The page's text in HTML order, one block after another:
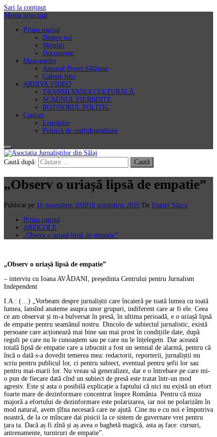
Sari la conținut
Meniu principal
Prima pagină
Despre noi
Membri
Documente
Mass-media
Anuarul Presei Sălăjene
Galerie foto
ARHIVA VIDEO
TRANSILVANIA CULTURALĂ
SCAUNUL FIERBINTE
ROTISORUL POLITIC
Contact
Legislație
Politică de confidențialitate
Asociaţia Jurnaliștilor din Sălaj
Caută după:
„Observ o uriașă lipsă de empatie”
Publicat pe 16 noiembrie 202016 noiembrie 2020 De Daniel Săuca
Prima pagină
ARTICOLE
„Observ o uriașă lipsă de empatie”
„Observ o uriașă lipsă de empatie”
– interviu cu Ioana AVĂDANI, președinta Centrului pentru Jurnalism
Independent
I.A.: (…) „Vorbeam despre jurnaliștii care încaieră pe toată lumea cu toată
lumea, lansînd anateme asupra unor grupuri, indiferent care ar fi ele. Ceea
ce am observat și m-a bulversat în presă, în ultima perioadă, e o uriașă lipsă
de empatie pentru seamănul nostru. Dincolo de subiectul jurnalistic, există
persoane care acționează mai bine sau mai prost în condițiile date, după
reguli pe care nu le cunoaștem sau pe care nu le înțelegem. Dar această
totală lipsă de empatie care a izbucnit a fost un semnal de alarmă, pentru că
încă o dată s-a dovedit temerea mea: redactorii, reporterii, jurnaliștii nu
scriu pentru publicul lor, ci pentru subiect, eventual pentru șefii lor sau
pentru mai-marii lor. Nu vreau să generalizez, dar e o întrebare pe care mi-
o pun de fiecare dată cînd un subiect de presă este tratat într-un mod
agresiv. Este și asta o posibilă explicație a faptului că nici nu există un efort
foarte mare de dezinformare concentrat înspre România. Pentru că miza
majoră a efortului de dezinformare este polarizarea, iar noi ne polarizăm în
mod natural, avem țîfna necesară care ne ajută. Cine nu e cu noi e împotriva
noastră, de la ce mîncare dai pisicii la ce sistem de guvernare vrei pentru
țara ta. Dacă aș fi zînă și aș avea o baghetă magică, asta aș face: cursuri,
antrenamente, turniruri de empatie”.